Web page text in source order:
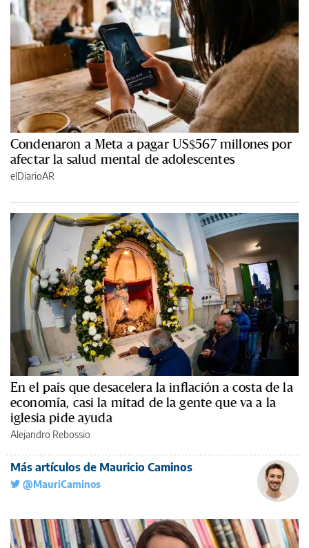
Condenaron a Meta a pagar US$567 millones por
afectar la salud mental de adolescentes
elDiarioAR
En el país que desacelera la inflación a costa de la
economía, casi la mitad de la gente que va a la
iglesia pide ayuda
Alejandro Rebossio
Más artículos de Mauricio Caminos
@MauriCaminos